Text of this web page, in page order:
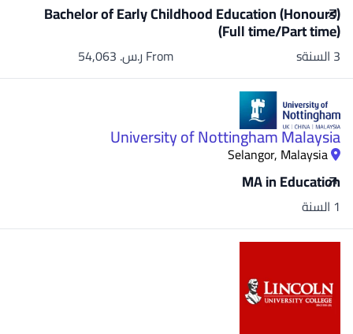
Bachelor of Early Childhood Education (Honours)
(Full time/Part time)
3 السنةs From ر.س.‏ 54,063
University of Nottingham Malaysia
Selangor, Malaysia
MA in Education
1 السنة